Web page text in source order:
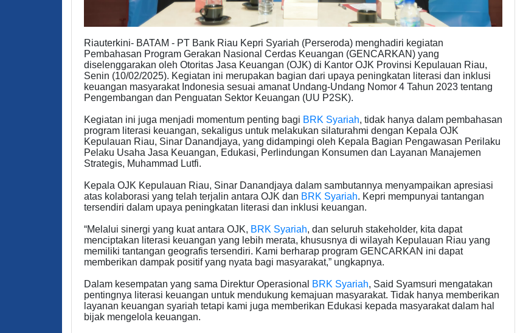
Riauterkini- BATAM - PT Bank Riau Kepri Syariah (Perseroda) menghadiri kegiatan
Pembahasan Program Gerakan Nasional Cerdas Keuangan (GENCARKAN) yang
diselenggarakan oleh Otoritas Jasa Keuangan (OJK) di Kantor OJK Provinsi Kepulauan Riau,
Senin (10/02/2025). Kegiatan ini merupakan bagian dari upaya peningkatan literasi dan inklusi
keuangan masyarakat Indonesia sesuai amanat Undang-Undang Nomor 4 Tahun 2023 tentang
Pengembangan dan Penguatan Sektor Keuangan (UU P2SK).
Kegiatan ini juga menjadi momentum penting bagi BRK Syariah, tidak hanya dalam pembahasan
program literasi keuangan, sekaligus untuk melakukan silaturahmi dengan Kepala OJK
Kepulauan Riau, Sinar Danandjaya, yang didampingi oleh Kepala Bagian Pengawasan Perilaku
Pelaku Usaha Jasa Keuangan, Edukasi, Perlindungan Konsumen dan Layanan Manajemen
Strategis, Muhammad Lutfi.
Kepala OJK Kepulauan Riau, Sinar Danandjaya dalam sambutannya menyampaikan apresiasi
atas kolaborasi yang telah terjalin antara OJK dan BRK Syariah. Kepri mempunyai tantangan
tersendiri dalam upaya peningkatan literasi dan inklusi keuangan.
“Melalui sinergi yang kuat antara OJK, BRK Syariah, dan seluruh stakeholder, kita dapat
menciptakan literasi keuangan yang lebih merata, khususnya di wilayah Kepulauan Riau yang
memiliki tantangan geografis tersendiri. Kami berharap program GENCARKAN ini dapat
memberikan dampak positif yang nyata bagi masyarakat,” ungkapnya.
Dalam kesempatan yang sama Direktur Operasional BRK Syariah, Said Syamsuri mengatakan
pentingnya literasi keuangan untuk mendukung kemajuan masyarakat. Tidak hanya memberikan
layanan keuangan syariah tetapi kami juga memberikan Edukasi kepada masyarakat dalam hal
bijak mengelola keuangan.